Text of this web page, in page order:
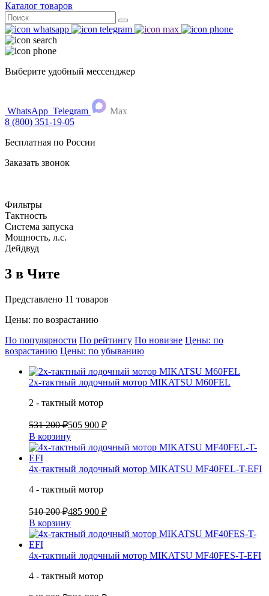
Каталог товаров
Поиск
for:
Выберите удобный мессенджер
WhatsApp Telegram
Max
8 (800) 351-19-05
Бесплатная по России
Заказать звонок
Фильтры
Тактность
Система запуска
Мощность, л.с.
Дейдвуд
3 в Чите
Представлено 11 товаров
Цены: по возрастанию
По популярности По рейтингу По новизне Цены: по
возрастанию Цены: по убыванию
2х-тактный лодочный мотор MIKATSU M60FEL
2 - тактный мотор
531 200 ₽505 900 ₽
В корзину
4х-тактный лодочный мотор MIKATSU MF40FEL-T-EFI
4 - тактный мотор
510 200 ₽485 900 ₽
В корзину
4х-тактный лодочный мотор MIKATSU MF40FES-T-EFI
4 - тактный мотор